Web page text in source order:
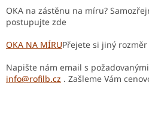
OKA na zástěnu na míru?
postupujte zde
OKA NA MÍRUPřejete si jiný rozměr
Napište nám email s
info@rofilb.cz . Zašleme Vám